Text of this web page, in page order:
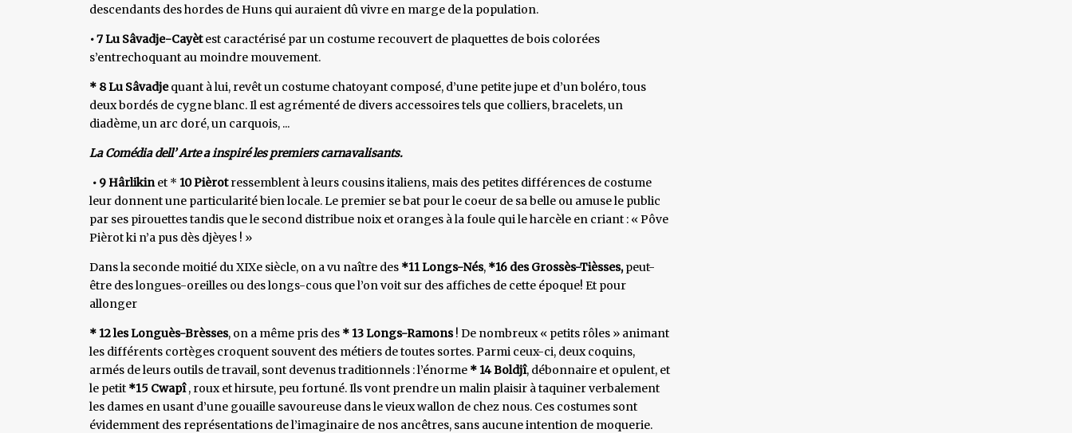
descendants des hordes de Huns qui auraient dû vivre en marge de la population.
• 7 Lu Sâvadje-Cayètest caractérisé par un costume recouvert de plaquettes de bois colorées
s’entrechoquant au moindre mouvement.
* 8 Lu Sâvadjequant à lui, revêt un costume chatoyant composé, d’une petite jupe et d’un boléro, tous
deux bordés de cygne blanc. Il est agrémenté de divers accessoires tels que colliers, bracelets, un
diadème, un arc doré, un carquois, ...
La Comédia dell’ Arte a inspiré les premiers carnavalisants.
• 9 Hârlikinet * 10 Pièrotressemblent à leurs cousins italiens, mais des petites différences de costume
leur donnent une particularité bien locale. Le premier se bat pour le coeur de sa belle ou amuse le public
par ses pirouettes tandis que le second distribue noix et oranges à la foule qui le harcèle en criant : « Pôve
Pièrot ki n’a pus dès djèyes ! »
Dans la seconde moitié du XIXe siècle, on a vu naître des *11 Longs-Nés, *16 des Grossès-Tièsses,peut-
être des longues-oreilles ou des longs-cous que l’on voit sur des affiches de cette époque! Et pour
allonger
* 12 les Longuès-Brèsses, on a même pris des * 13 Longs-Ramons! De nombreux « petits rôles » animant
les différents cortèges croquent souvent des métiers de toutes sortes. Parmi ceux-ci, deux coquins,
armés de leurs outils de travail, sont devenus traditionnels : l’énorme * 14 Boldjî, débonnaire et opulent, et
le petit *15 Cwapî, roux et hirsute, peu fortuné. Ils vont prendre un malin plaisir à taquiner verbalement
les dames en usant d’une gouaille savoureuse dans le vieux wallon de chez nous. Ces costumes sont
évidemment des représentations de l’imaginaire de nos ancêtres, sans aucune intention de moquerie.